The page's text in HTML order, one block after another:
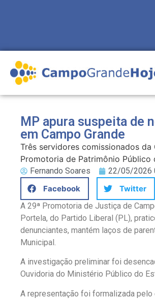
MP apura suspeita de
em Campo Grande
Três servidores comissionados
Promotoria de Patrimônio Público
Fernando Soares
22/05/2026
Facebook
Twitter
A 29ª Promotoria de Justiça de
Portela, do Partido Liberal (PL),
denunciantes, mantém laços de
Municipal.
A investigação preliminar foi
Ouvidoria do Ministério Público do
A representação foi formalizada